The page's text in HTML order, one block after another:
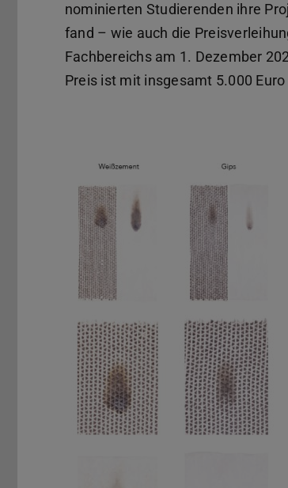
nominierten Studierenden ihre
fand – wie auch die
Fachbereichs am 1. Dezember
Preis ist mit insgesamt 5.000